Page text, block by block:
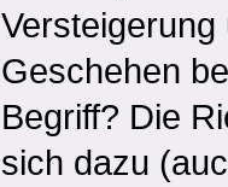
Geschehen
Begriff? Die
sich dazu